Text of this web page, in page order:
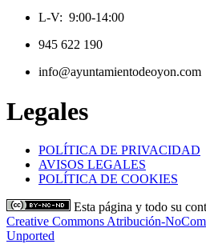
L-V: 9:00-14:00
945 622 190
info@ayuntamientodeoyon.com
Legales
POLÍTICA DE PRIVACIDAD
AVISOS LEGALES
POLÍTICA DE COOKIES
Esta página y todo su
Creative Commons Atribución-
Unported